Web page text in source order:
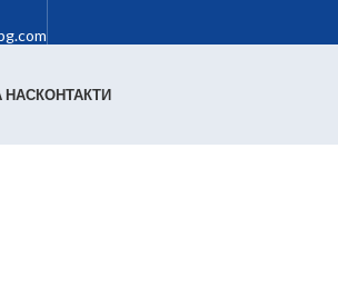
НАСКОНТАКТИ